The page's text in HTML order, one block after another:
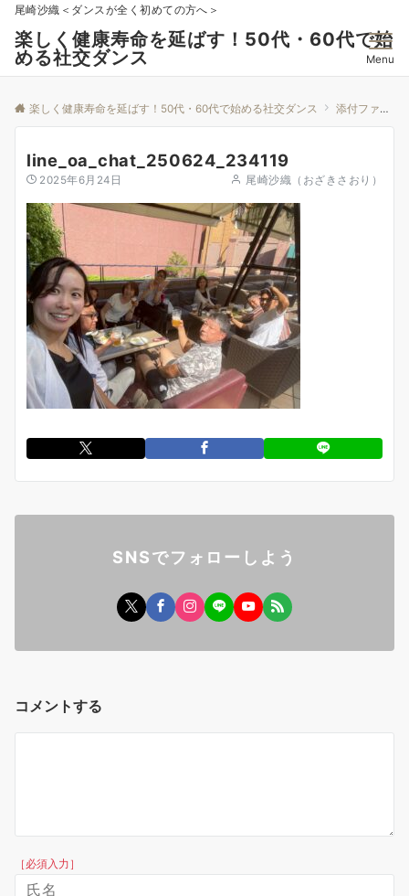
尾崎沙織＜ダンスが全く初めての方へ＞
楽しく健康寿命を延ばす！50代・60代で始
める社交ダンス
Menu
楽しく健康寿命を延ばす！50代・60代で始める社交ダンス 添付ファイル
line_oa_chat_250624_234119
2025年6月24日 尾崎沙織（おざきさおり）
SNSでフォローしよう
コメントする
［必須入力］